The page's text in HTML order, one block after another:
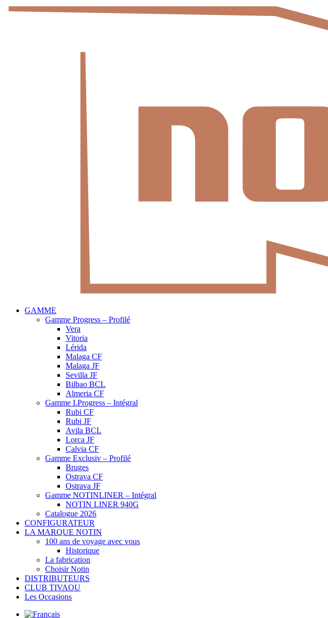
GAMME
Gamme Progress – Profilé
Vera
Vitoria
Lérida
Malaga CF
Malaga JF
Sevilla JF
Bilbao BCL
Almeria CF
Gamme I.Progress – Intégral
Rubi CF
Rubi JF
Avila BCL
Lorca JF
Calvia CF
Gamme Exclusiv – Profilé
Bruges
Ostrava CF
Ostrava JF
Gamme NOTINLINER – Intégral
NOTIN LINER 940G
Catalogue 2026
CONFIGURATEUR
LA MARQUE NOTIN
100 ans de voyage avec vous
Historique
La fabrication
Choisir Notin
DISTRIBUTEURS
CLUB TIVAOU
Les Occasions